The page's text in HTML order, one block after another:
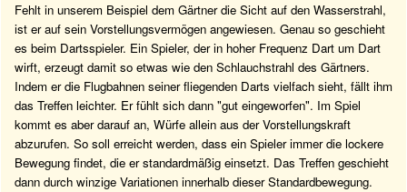
Fehlt in unserem Beispiel dem Gärtner die Sicht auf den Wasserstrahl,
ist er auf sein Vorstellungsvermögen angewiesen. Genau so geschieht
es beim Dartsspieler. Ein Spieler, der in hoher Frequenz Dart um Dart
wirft, erzeugt damit so etwas wie den Schlauchstrahl des Gärtners.
Indem er die Flugbahnen seiner fliegenden Darts vielfach sieht, fällt ihm
das Treffen leichter. Er fühlt sich dann "gut eingeworfen". Im Spiel
kommt es aber darauf an, Würfe allein aus der Vorstellungskraft
abzurufen. So soll erreicht werden, dass ein Spieler immer die lockere
Bewegung findet, die er standardmäßig einsetzt. Das Treffen geschieht
dann durch winzige Variationen innerhalb dieser Standardbewegung.